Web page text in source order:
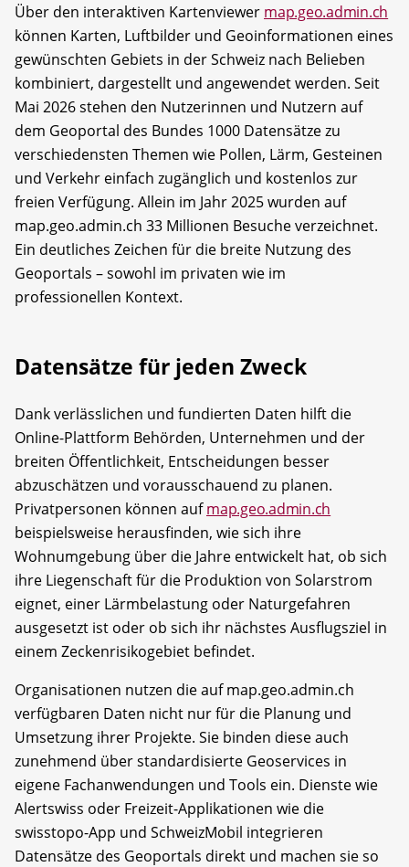
Über den interaktiven Kartenviewer map.geo.admin.ch
können Karten, Luftbilder und Geoinformationen eines
gewünschten Gebiets in der Schweiz nach Belieben
kombiniert, dargestellt und angewendet werden. Seit
Mai 2026 stehen den Nutzerinnen und Nutzern auf
dem Geoportal des Bundes 1000 Datensätze zu
verschiedensten Themen wie Pollen, Lärm, Gesteinen
und Verkehr einfach zugänglich und kostenlos zur
freien Verfügung. Allein im Jahr 2025 wurden auf
map.geo.admin.ch 33 Millionen Besuche verzeichnet.
Ein deutliches Zeichen für die breite Nutzung des
Geoportals – sowohl im privaten wie im
professionellen Kontext.
Datensätze für jeden Zweck
Dank verlässlichen und fundierten Daten hilft die
Online-Plattform Behörden, Unternehmen und der
breiten Öffentlichkeit, Entscheidungen besser
abzuschätzen und vorausschauend zu planen.
Privatpersonen können aufmap.geo.admin.ch
beispielsweise herausfinden, wie sich ihre
Wohnumgebung über die Jahre entwickelt hat, ob sich
ihre Liegenschaft für die Produktion von Solarstrom
eignet, einer Lärmbelastung oder Naturgefahren
ausgesetzt ist oder ob sich ihr nächstes Ausflugsziel in
einem Zeckenrisikogebiet befindet.
Organisationen nutzen die auf map.geo.admin.ch
verfügbaren Daten nicht nur für die Planung und
Umsetzung ihrer Projekte. Sie binden diese auch
zunehmend über standardisierte Geoservices in
eigene Fachanwendungen und Tools ein. Dienste wie
Alertswiss oder Freizeit-Applikationen wie die
swisstopo-App und SchweizMobil integrieren
Datensätze des Geoportals direkt und machen sie so